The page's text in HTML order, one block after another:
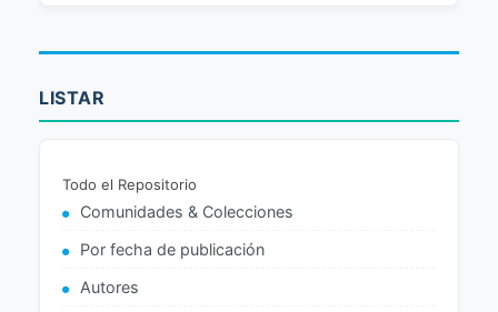
LISTAR
Todo el Repositorio
Comunidades & Colecciones
Por fecha de publicación
Autores